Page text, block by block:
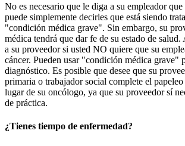
No es necesario que le diga a su empleador
puede simplemente decirles que está siendo
"condición médica grave". Sin embargo, su
médica tendrá que dar fe de su estado de salud.
a su proveedor si usted NO quiere que su
cáncer. Pueden usar "condición médica grave"
diagnóstico. Es posible que desee que su
primaria o trabajador social complete el
lugar de su oncólogo, ya que su proveedor sí
de práctica.
¿Tienes tiempo de enfermedad?